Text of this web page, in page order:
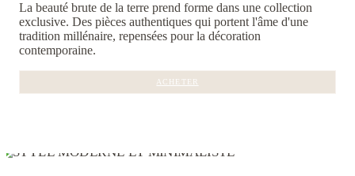
La beauté brute de la terre prend forme dans une collection
exclusive. Des pièces authentiques qui portent l'âme d'une
tradition millénaire, repensées pour la décoration
contemporaine.
ACHETER